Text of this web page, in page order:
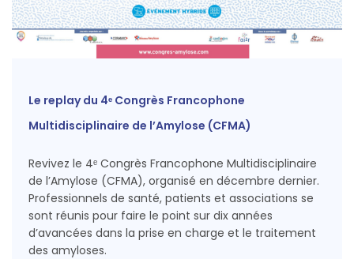
Le replay du 4ᵉ Congrès Francophone
Multidisciplinaire de l’Amylose (CFMA)
Revivez le 4ᵉ Congrès Francophone Multidisciplinaire
de l’Amylose (CFMA), organisé en décembre dernier.
Professionnels de santé, patients et associations se
sont réunis pour faire le point sur dix années
d’avancées dans la prise en charge et le traitement
des amyloses.